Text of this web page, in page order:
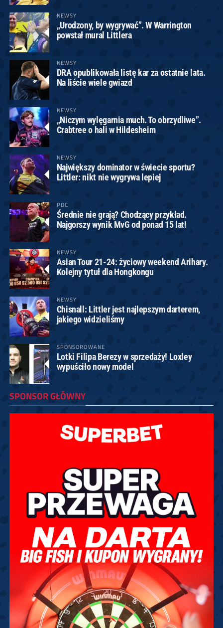
NEWSY
„Urodzony, by wygrywać”. W Warrington
powstał mural Littlera
NEWSY
DRA opublikowała listę kar za ostatnie lata.
Na liście wiele gwiazd
NEWSY
„Niczym wylęgarnia much. To obrzydliwe”.
Crabtree o hali w Hildesheim
NEWSY
Największy dominator w świecie sportu?
Littler: nikt nie wygrywa lepiej
PDC
Średnie nie grają? Chodzący przykład.
Najgorszy wynik MvG od ponad 15 lat!
NEWSY
Asian Tour 21-24: życiowy weekend Arihary.
Kolejny tytuł dla Hongkongu
NEWSY
Chisnall: Littler jest najlepszym darterem,
jakiego widzieliśmy
SPONSOROWANE
Lotki Filipa Berezy w sprzedaży! Loxley
wypuściło nowy model
SPONSOR GŁÓWNY